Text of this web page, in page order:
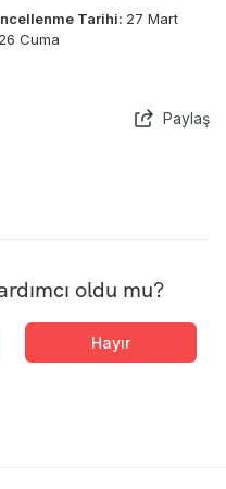
Tarihi: 27 Mart
Cuma
Paylaş
oldu mu?
Hayır